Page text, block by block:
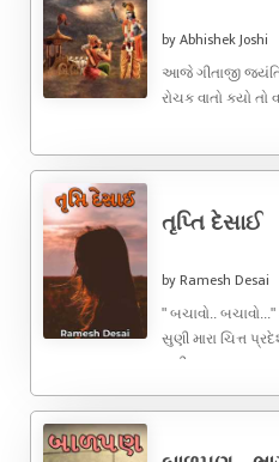
by Abhishek Joshi
આજે ગીતાજી જયંતિ
રોચક વાતો કયો તો
તૃપ્તિ દેસાઈ
by Ramesh Desai
" બચાવો..
સુણી મારા ચિત્ત
મચી ...